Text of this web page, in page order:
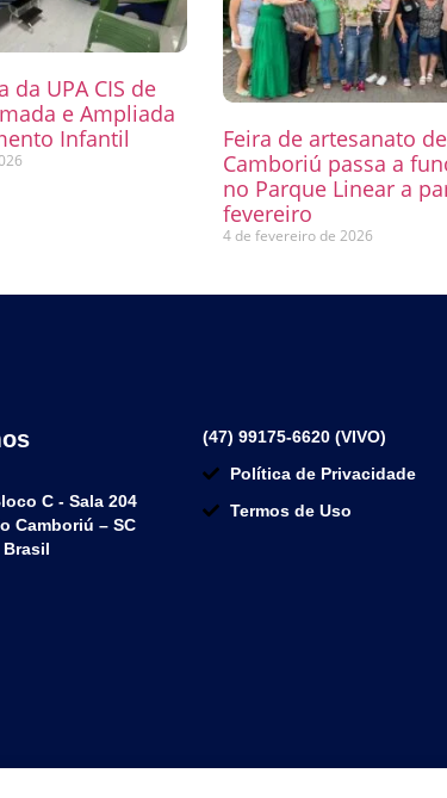
da UPA CIS de
e Ampliada
Infantil
Feira de artesanato de
Camboriú passa a
no Parque Linear a
fevereiro
4 de fevereiro de 2026
C - Sala 204
Camboriú – SC
Brasil
(47) 99175-6620 (VIVO)
Política de Privacidade
Termos de Uso